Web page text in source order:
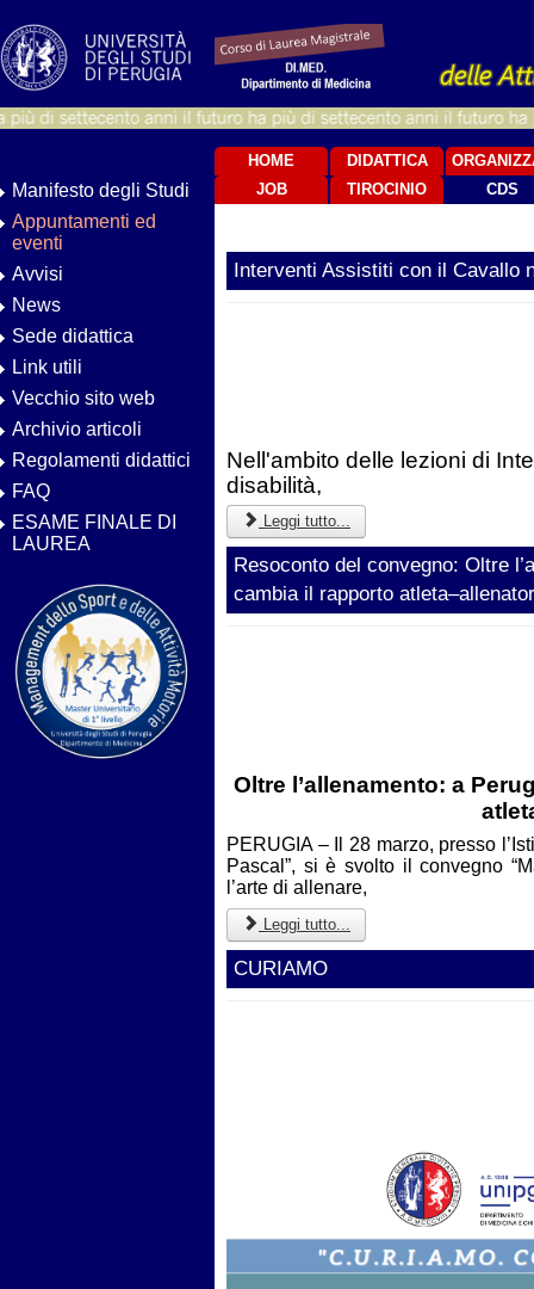
Manifesto degli Studi
Appuntamenti ed
eventi
Avvisi
News
Sede didattica
Link utili
Vecchio sito web
Archivio articoli
Regolamenti didattici
FAQ
ESAME FINALE DI
LAUREA
HOME DIDATTICA
CDS
JOB TIROCINIO
Interventi Assistiti con il Cavallo
Nell'ambito delle lezioni di
disabilità,
Leggi tutto...
Resoconto del convegno: Oltre
cambia il rapporto
Oltre l’allenamento: a
PERUGIA – Il 28 marzo, presso
Pascal”, si è svolto il convegno
l’arte di allenare,
Leggi tutto...
CURIAMO